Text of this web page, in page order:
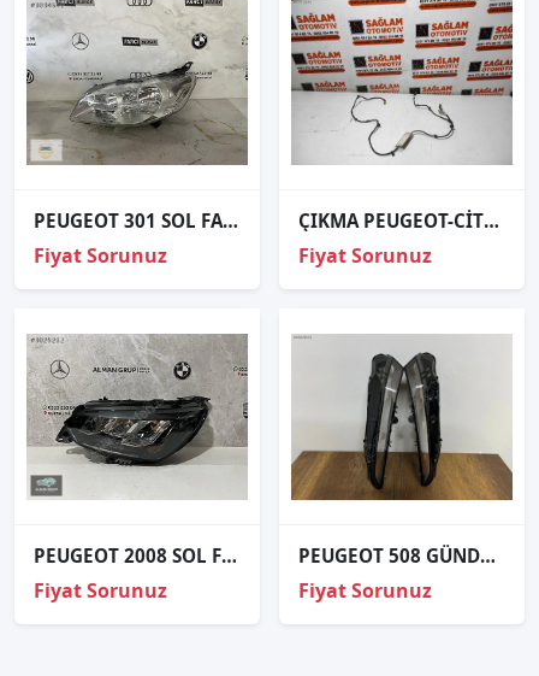
PEUGEOT 301 SOL FAR ORJİNAL
Fiyat Sorunuz
ÇIKMA PEUGEOT-CİTROEN FİORİNO-BİPPER SİS FARI TESİSATI
Fiyat Sorunuz
PEUGEOT 2008 SOL FAR ORJİNAL
Fiyat Sorunuz
PEUGEOT 508 GÜNDÜZ LED CAMI ORJİNAL
Fiyat Sorunuz